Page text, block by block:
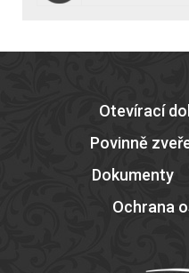
Otevírací
Povinně
Dokumenty
Ochrana